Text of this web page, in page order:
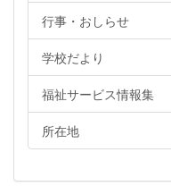
行事・おしらせ
学校だより
福祉サービス情報集
所在地